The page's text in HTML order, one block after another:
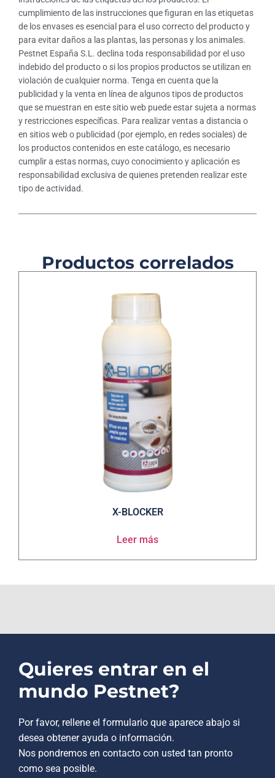
cumplimiento de las instrucciones que figuran en las etiquetas
de los envases es esencial para el uso correcto del producto y
para evitar daños a las plantas, las personas y los animales.
Pestnet España S.L. declina toda responsabilidad por el uso
indebido del producto o si los propios productos se utilizan en
violación de cualquier norma. Tenga en cuenta que la
publicidad y la venta en línea de algunos tipos de productos
que se muestran en este sitio web puede estar sujeta a normas
y restricciones específicas. Para realizar ventas a distancia o
en sitios web o publicidad (por ejemplo, en redes sociales) de
los productos contenidos en este catálogo, es necesario
cumplir a estas normas, cuyo conocimiento y aplicación es
responsabilidad exclusiva de quienes pretenden realizar este
tipo de actividad.
Productos correlados
X-BLOCKER
Leer más
Quieres entrar en el
mundo Pestnet?
Por favor, rellene el formulario que aparece abajo si
desea obtener ayuda o información.
Nos pondremos en contacto con usted tan pronto
como sea posible.